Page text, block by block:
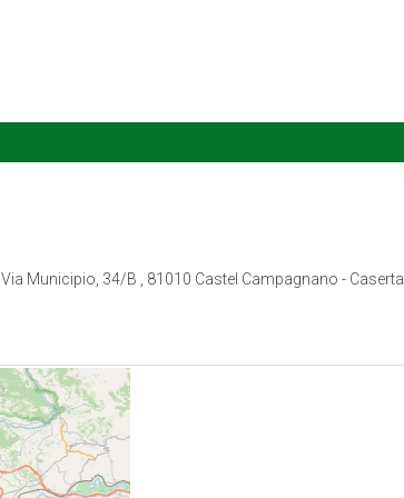
Via Municipio, 34/B , 81010 Castel Campagnano - Caserta